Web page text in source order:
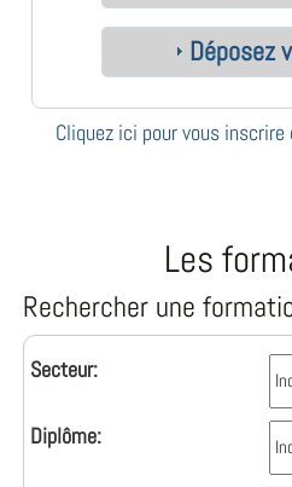
Déposez
Cliquez ici pour vous inscrire
Les
Rechercher une
Secteur:
Diplôme: